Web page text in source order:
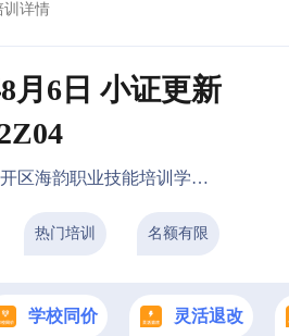
训详情
月6日 小证更新
九江市经开区海韵职业技能培训学校有限公司
热门培训 名额有限
学校同价 灵活退改